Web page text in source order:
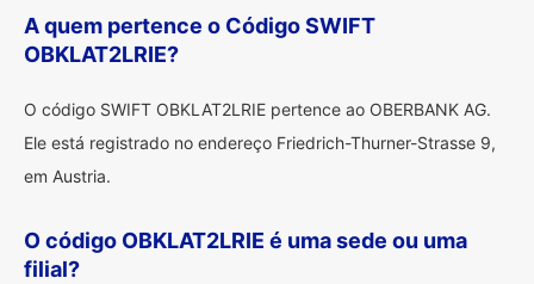
A quem pertence o Código SWIFT
OBKLAT2LRIE?
O código SWIFT OBKLAT2LRIE pertence ao OBERBANK AG.
Ele está registrado no endereço Friedrich-Thurner-Strasse 9,
em Austria.
O código OBKLAT2LRIE é uma sede ou uma
filial?